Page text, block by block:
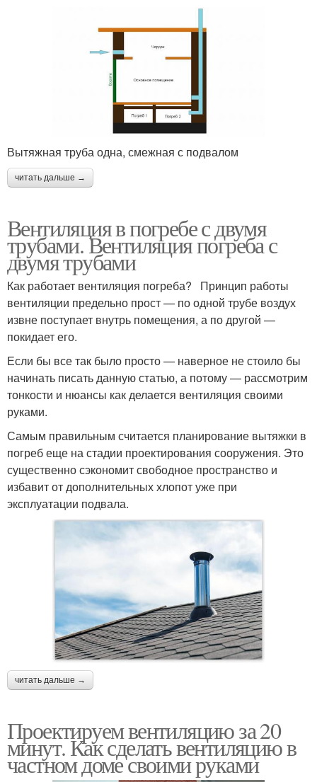
Вытяжная труба одна, смежная с подвалом
читать дальше →
Вентиляция в погребе с двумя
трубами. Вентиляция погреба с
двумя трубами
Как работает вентиляция погреба? Принцип работы
вентиляции предельно прост — по одной трубе воздух
извне поступает внутрь помещения, а по другой —
покидает его.
Если бы все так было просто — наверное не стоило бы
начинать писать данную статью, а потому — рассмотрим
тонкости и нюансы как делается вентиляция своими
руками.
Самым правильным считается планирование вытяжки в
погреб еще на стадии проектирования сооружения. Это
существенно сэкономит свободное пространство и
избавит от дополнительных хлопот уже при
эксплуатации подвала.
читать дальше →
Проектируем вентиляцию за 20
минут. Как сделать вентиляцию в
частном доме своими руками